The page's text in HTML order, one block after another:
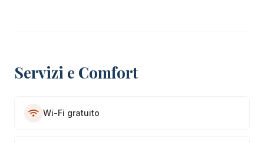
Servizi e Comfort
Wi-Fi gratuito